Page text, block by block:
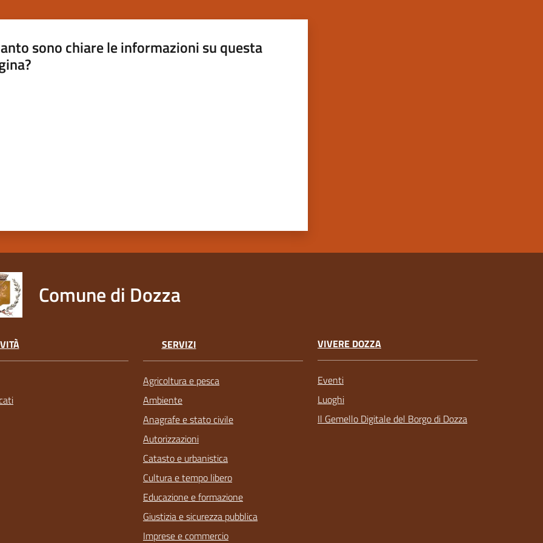
sono chiare le informazioni su questa
Comune di Dozza
SERVIZI
Agricoltura e pesca
Ambiente
Anagrafe e stato civile
Autorizzazioni
Catasto e urbanistica
Cultura e tempo libero
Educazione e formazione
Giustizia e sicurezza pubblica
Imprese e commercio
VIVERE DOZZA
Eventi
Luoghi
Il Gemello Digitale del Borgo di Dozza